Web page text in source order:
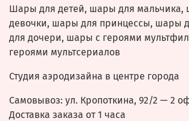
Шары для детей, шары для мальчика,
девочки, шары для принцессы, шары
для дочери, шары с героями
героями мультсериалов
Студия аэродизайна в центре города
Самовывоз: ул. Кропоткина, 92/2 — 2
Доставка заказа от 1 часа